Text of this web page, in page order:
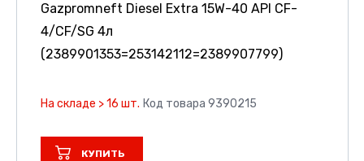
Gazpromneft Diesel Extra 15W-40 API CF-
4/CF/SG 4л
(2389901353=253142112=2389907799)
На складе > 16 шт. Код товара 9390215
КУПИТЬ